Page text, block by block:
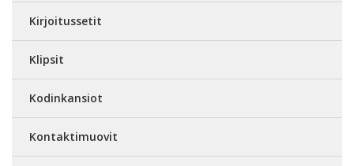
Kirjoitussetit
Klipsit
Kodinkansiot
Kontaktimuovit